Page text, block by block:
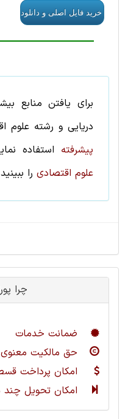
برای یافتن منابع
دریایی و رشته علوم
پیشرفته استفاده
علوم اقتصادی را
چرا
ضمانت خدمات
حق مالکیت
امکان پرداخت
امکان تحویل